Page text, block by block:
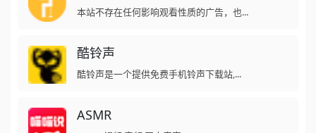
本站不存在任何影响观看性质的广告，也...
酷铃声
酷铃声是一个提供免费手机铃声下载站,...
ASMR